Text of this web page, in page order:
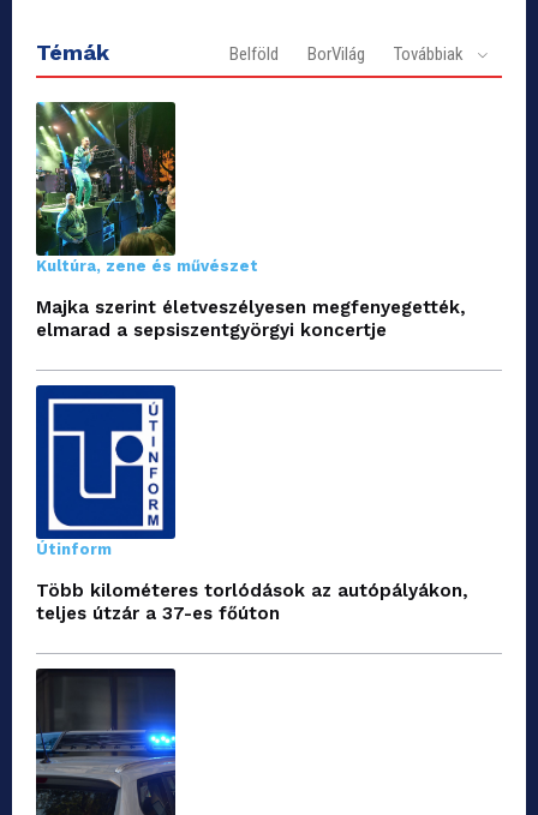
Témák Belföld BorVilág Továbbiak
Kultúra, zene és művészet
Majka szerint életveszélyesen megfenyegették,
elmarad a sepsiszentgyörgyi koncertje
Útinform
Több kilométeres torlódások az autópályákon,
teljes útzár a 37-es főúton